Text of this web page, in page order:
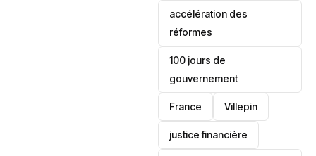
accélération des
réformes
100 jours de
gouvernement
France Villepin
justice financière